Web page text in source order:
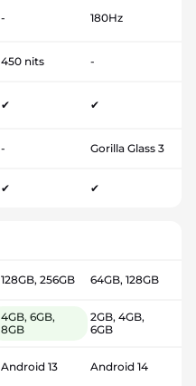
- 180Hz
450 nits -
✔ ✔
- Gorilla Glass 3
✔ ✔
128GB, 256GB 64GB, 128GB
4GB, 6GB,
8GB
2GB, 4GB,
6GB
Android 13 Android 14